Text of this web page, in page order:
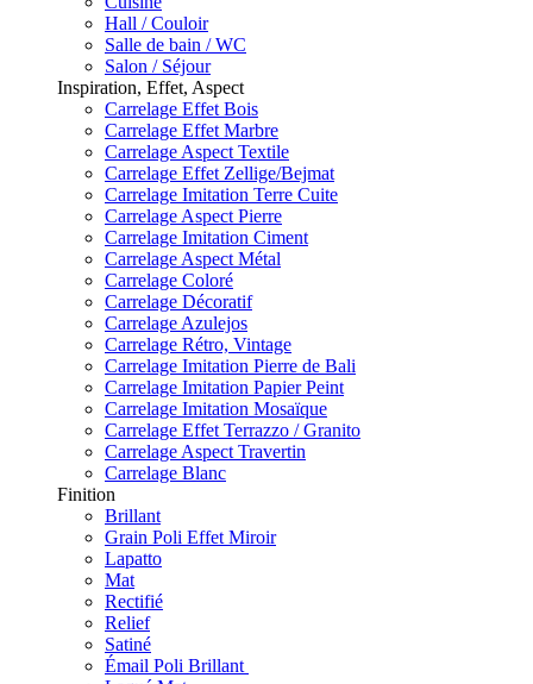
Hall / Couloir
Salle de bain / WC
Salon / Séjour
Inspiration, Effet, Aspect
Carrelage Effet Bois
Carrelage Effet Marbre
Carrelage Aspect Textile
Carrelage Effet Zellige/Bejmat
Carrelage Imitation Terre Cuite
Carrelage Aspect Pierre
Carrelage Imitation Ciment
Carrelage Aspect Métal
Carrelage Coloré
Carrelage Décoratif
Carrelage Azulejos
Carrelage Rétro, Vintage
Carrelage Imitation Pierre de Bali
Carrelage Imitation Papier Peint
Carrelage Imitation Mosaïque
Carrelage Effet Terrazzo / Granito
Carrelage Aspect Travertin
Carrelage Blanc
Finition
Brillant
Grain Poli Effet Miroir
Lapatto
Mat
Rectifié
Relief
Satiné
Émail Poli Brillant